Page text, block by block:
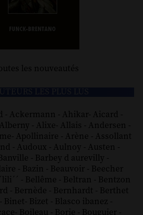
les nouveautés
- Ackermann - Ahikar- Aicard -
Alberny - Alixe- Allais - Andersen -
- Apollinaire - Arène - Assollant
- Audoux - Aulnoy - Austen -
- Barbey d aurevilly -
- Bazin - Beauvoir - Beecher
- Bellême - Beltran - Bentzon
- Bernède - Bernhardt - Berthet
- Binet- Bizet - Blasco ibanez -
- Boileau - Borie - Bouguier -